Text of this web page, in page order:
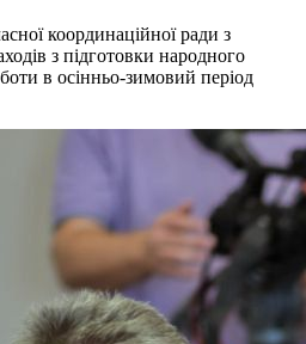
координаційної ради з
з підготовки народного
в осінньо-зимовий період